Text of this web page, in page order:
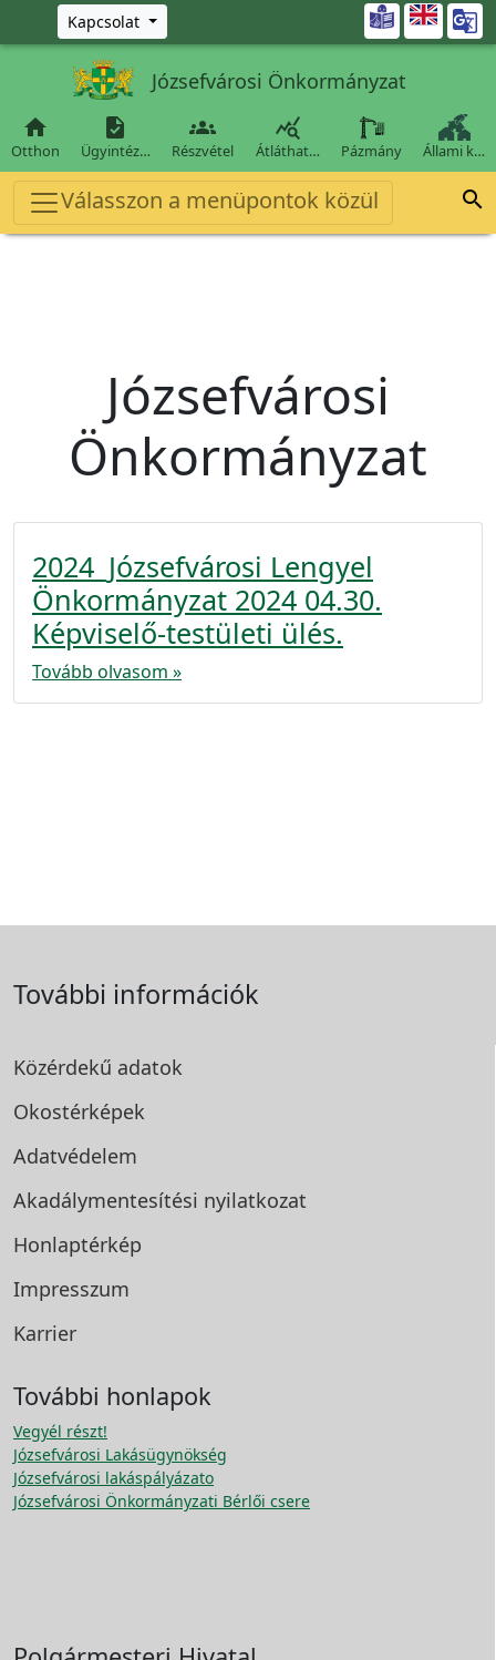
Ugrás a fő tartalomra
Kapcsolat 
Józsefvárosi Önkormányzat

Otthon

Ügyintéz…

Részvétel

Átláthat… Pázmány Állami k…
Válasszon a menüpontok közül 
Józsefvárosi
Önkormányzat
2024_Józsefvárosi Lengyel
Önkormányzat 2024 04.30.
Képviselő-testületi ülés.
Tovább olvasom »
További információk
Közérdekű adatok
Okostérképek
Adatvédelem
Akadálymentesítési nyilatkozat
Honlaptérkép
Impresszum
Karrier
További honlapok
Vegyél részt!
Józsefvárosi Lakásügynökség
Józsefvárosi lakáspályázato
Józsefvárosi Önkormányzati Bérlői csere